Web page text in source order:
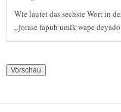
Wie lautet das sechste Wort in
„jorase fapuh umik wape